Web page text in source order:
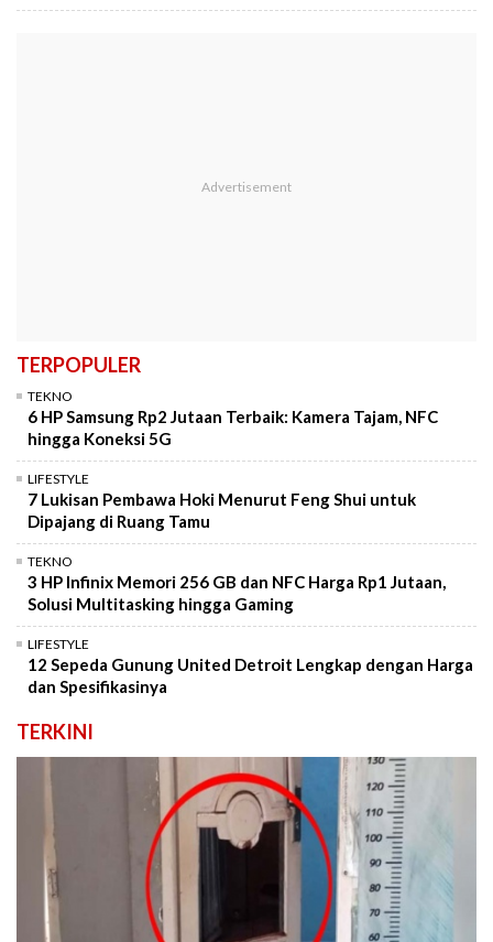
TERPOPULER
TEKNO
6 HP Samsung Rp2 Jutaan Terbaik: Kamera Tajam, NFC
hingga Koneksi 5G
LIFESTYLE
7 Lukisan Pembawa Hoki Menurut Feng Shui untuk
Dipajang di Ruang Tamu
TEKNO
3 HP Infinix Memori 256 GB dan NFC Harga Rp1 Jutaan,
Solusi Multitasking hingga Gaming
LIFESTYLE
12 Sepeda Gunung United Detroit Lengkap dengan Harga
dan Spesifikasinya
TERKINI